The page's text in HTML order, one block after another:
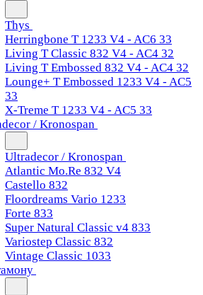
Thys
Herringbone T 1233 V4 - AC6 33
Living T Classic 832 V4 - AC4 32
Living T Embossed 832 V4 - AC4 32
Lounge+ T Embossed 1233 V4 - AC5
33
X-Treme T 1233 V4 - AC5 33
/ Kronospan
Ultradecor / Kronospan
Atlantic Mo.Re 832 V4
Castello 832
Floordreams Vario 1233
Forte 833
Super Natural Classic v4 833
Variostep Classic 832
Vintage Classic 1033